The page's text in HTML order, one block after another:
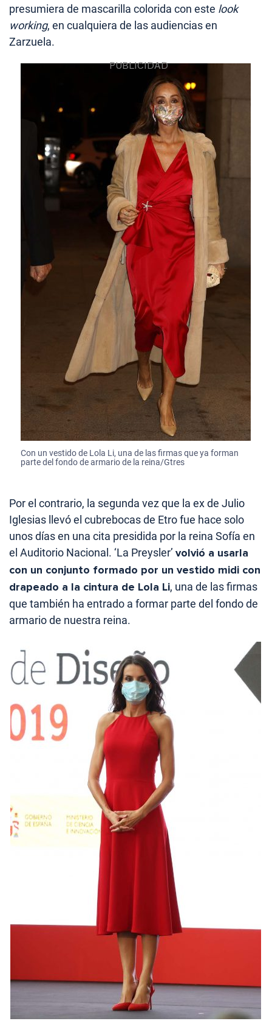
presumiera de mascarilla colorida con este look
working, en cualquiera de las audiencias en
Zarzuela.
Con un vestido de Lola Li, una de las firmas que ya forman
parte del fondo de armario de la reina/Gtres
Por el contrario, la segunda vez que la ex de Julio
Iglesias llevó el cubrebocas de Etro fue hace solo
unos días en una cita presidida por la reina Sofía en
el Auditorio Nacional. ‘La Preysler’ volvió a usarla
con un conjunto formado por un vestido midi con
drapeado a la cintura de Lola Li, una de las firmas
que también ha entrado a formar parte del fondo de
armario de nuestra reina.